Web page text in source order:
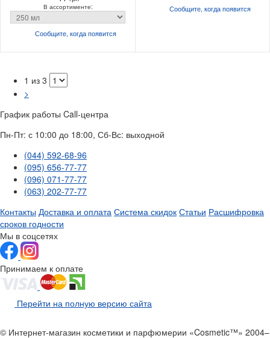
В ассортименте:
Сообщите, когдапоявится
Сообщите, когдапоявится
1 из 3
>
График работы Call-центра
Пн-Пт: с 10:00 до 18:00, Сб-Вс: выходной
(044) 592-68-96
(095) 656-77-77
(096) 071-77-77
(063) 202-77-77
Контакты Доставка и оплата Система скидок Статьи Расшифровка
сроков годности
Мы в соцсетях
Принимаем к оплате
Перейти на полную версию сайта
© Интернет-магазин косметики и парфюмерии «Cosmetic™» 2004–